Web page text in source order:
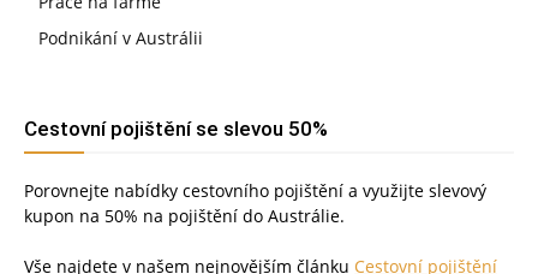
Podnikání v Austrálii
Cestovní pojištění se slevou 50%
Porovnejte nabídky cestovního pojištění a využijte slevový
kupon na 50% na pojištění do Austrálie.
Vše najdete v našem nejnovějším článku Cestovní pojištění